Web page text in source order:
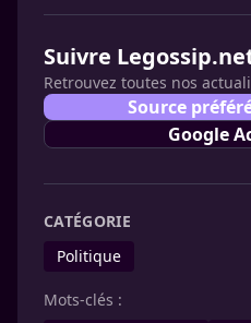
Suivre
Retrouvez toutes nos
Source
Google
CATÉGORIE
Politique
Mots-clés :